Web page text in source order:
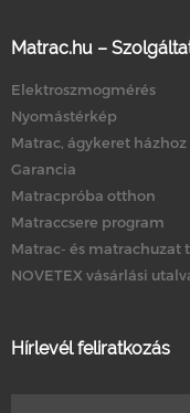
Matrac.hu –
Elektroszmogmérés
Nyomástérkép
Matrac, ágykeret
Garancia
Matracpróba otthon
Matraccsere program
Matrac- és matrachuzat
NOVETEX vásárlási
Hírlevél feliratkozás